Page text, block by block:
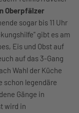
Oberpfälzer
sogar bis 11 Uhr
gibt es am
Eis und Obst auf
auf das 3-Gang
Wahl der Küche
schon legendäre
Gänge in
wird in